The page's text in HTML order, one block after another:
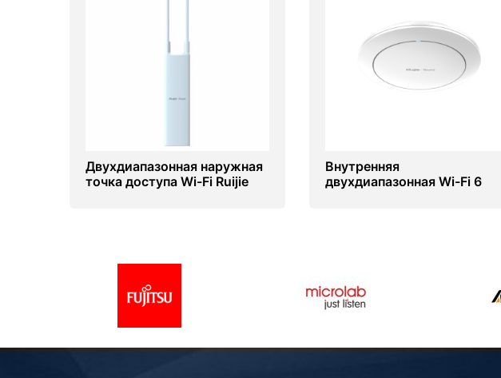
Двухдиапазонная наружная
точка доступа Wi-Fi Ruijie
Внутренняя
двухдиапазонная Wi-Fi 6